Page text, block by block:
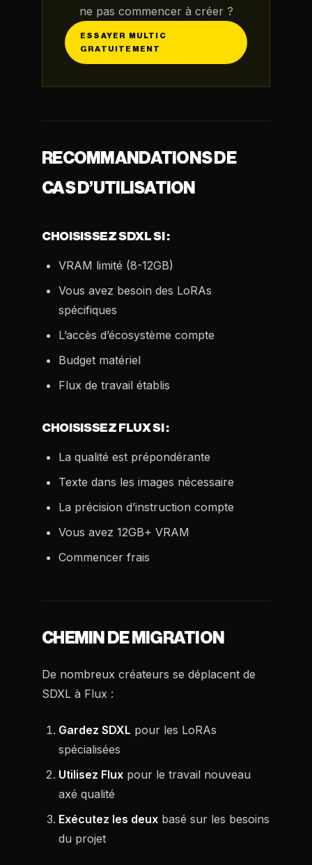
ne pas commencer à créer ?
ESSAYER MULTIC
GRATUITEMENT
RECOMMANDATIONS DE
CAS D’UTILISATION
CHOISISSEZ SDXL SI :
VRAM limité (8-12GB)
Vous avez besoin des LoRAs
spécifiques
L’accès d’écosystème compte
Budget matériel
Flux de travail établis
CHOISISSEZ FLUX SI :
La qualité est prépondérante
Texte dans les images nécessaire
La précision d’instruction compte
Vous avez 12GB+ VRAM
Commencer frais
CHEMIN DE MIGRATION
De nombreux créateurs se déplacent de
SDXL à Flux :
Gardez SDXL pour les LoRAs
spécialisées
Utilisez Flux pour le travail nouveau
axé qualité
Exécutez les deux basé sur les besoins
du projet